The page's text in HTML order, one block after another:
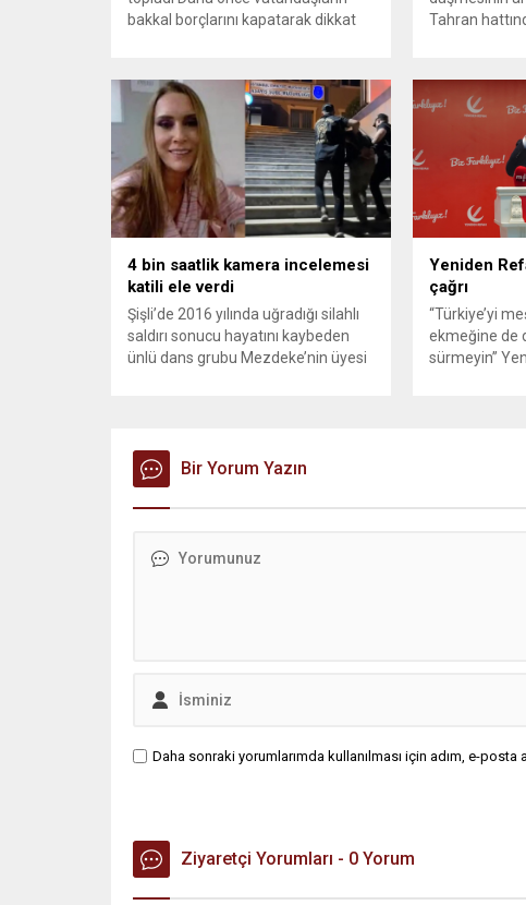
bakkal borçlarını kapatarak dikkat
Çelik, Samsun’un İlkadım ilçesinde
çöpten kağıt toplayarak geçimini
sağlayan Serpil Hanım’a destek
oldu. Çelik, sokaklardaki
konteynerlerden kağıt topladı. Ünlü
şarkıcı Çelik, Samsun’un İlkadım
ilçesinde çöpten kağıt toplayarak...
Tahran
savunma
vurmasına,
Bahreyn ve
askeri
karşılık verdi.
saldırısına
duyurdu....
4 bin saatlik kamera incelemesi
katili ele verdi
Şişli’de 2016 yılında uğradığı silahlı
saldırı sonucu hayatını kaybeden
ünlü dans grubu Mezdeke’nin üyesi
ekipleri, cinayeti işlediğini itiraf eden
maktulün akrabası Bülent G. ile
azmettirici olduğu öne sürülen 2...
Yeniden
çağrı
“Türkiye’yi
ekmeğine de
sürmeyin”
önce anlaşın,
Bir Yorum Yazın
Daha sonraki yorumlarımda kullanılması için adım, e-
Ziyaretçi Yorumları - 0 Yorum